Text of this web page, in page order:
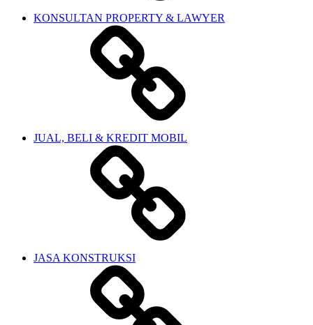
KONSULTAN PROPERTY & LAWYER
JUAL, BELI & KREDIT MOBIL
JASA KONSTRUKSI